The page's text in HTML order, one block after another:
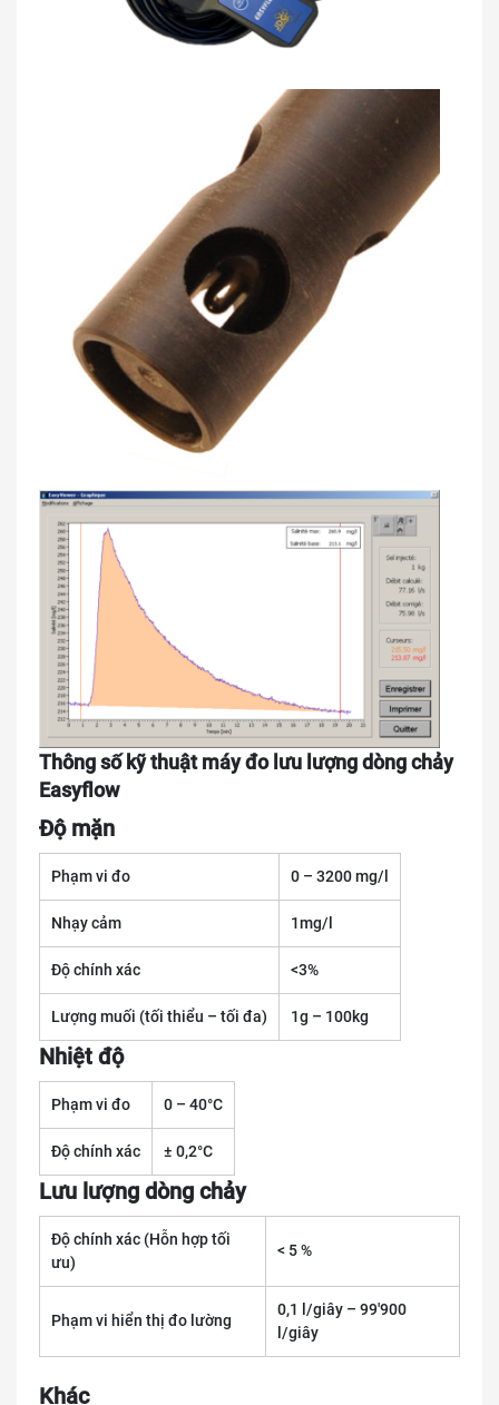
Thông số kỹ thuật máy đo lưu lượng dòng chảy
Easyflow
Độ mặn
Phạm vi đo 0 – 3200 mg/l
Nhạy cảm 1mg/l
Độ chính xác <3%
Lượng muối (tối thiểu – tối đa) 1g – 100kg
Nhiệt độ
Phạm vi đo 0 – 40°C
Độ chính xác ± 0,2°C
Lưu lượng dòng chảy
Độ chính xác (Hỗn hợp tối
ưu)
< 5 %
Phạm vi hiển thị đo lường
0,1 l/giây – 99'900
l/giây
Khác